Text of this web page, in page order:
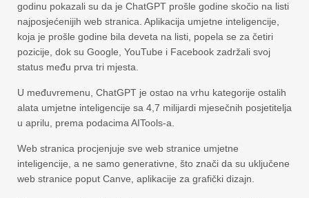
godinu pokazali su da je ChatGPT prošle godine skočio na listi
najposjećenijih web stranica. Aplikacija umjetne inteligencije,
koja je prošle godine bila deveta na listi, popela se za četiri
pozicije, dok su Google, YouTube i Facebook zadržali svoj
status među prva tri mjesta.
U međuvremenu, ChatGPT je ostao na vrhu kategorije ostalih
alata umjetne inteligencije sa 4,7 milijardi mjesečnih posjetitelja
u aprilu, prema podacima AITools-a.
Web stranica procjenjuje sve web stranice umjetne
inteligencije, a ne samo generativne, što znači da su uključene
web stranice poput Canve, aplikacije za grafički dizajn.